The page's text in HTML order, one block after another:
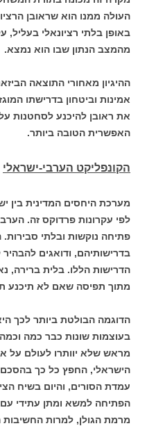
העולה ממנו הוא שראובן
באופן בלתי רציונאלי
מהמצב הנתון שבו הוא נמצא.
ההיגיון מאחורי התוצאה
אמינות וביטחון בדרישתו
את ראובן להיכנע לסחטנות
האפשרית הטובה ביותר.
הקונפליקט הערבי-ישראלי
מערכת היחסים המדינית בין
לפי עקרונות פרדוקס זה.
פתיחה נוקשות ובלתי
בדרישותיהם, ודואגים
הדרישות הללו. בלית ברירה,
מתוך תפיסה שאם לא תיכנע
הדוגמה הבולטת ביותר לכך
בעוצמות שונות כבר כמה
מראש שלא יוותרו לעולם על
הישראלי, החפץ כל כך
עמדת הסורים, והיום בשיח
הפתיחה למשא ומתן עתידי עם
מרמת הגולן, למרות